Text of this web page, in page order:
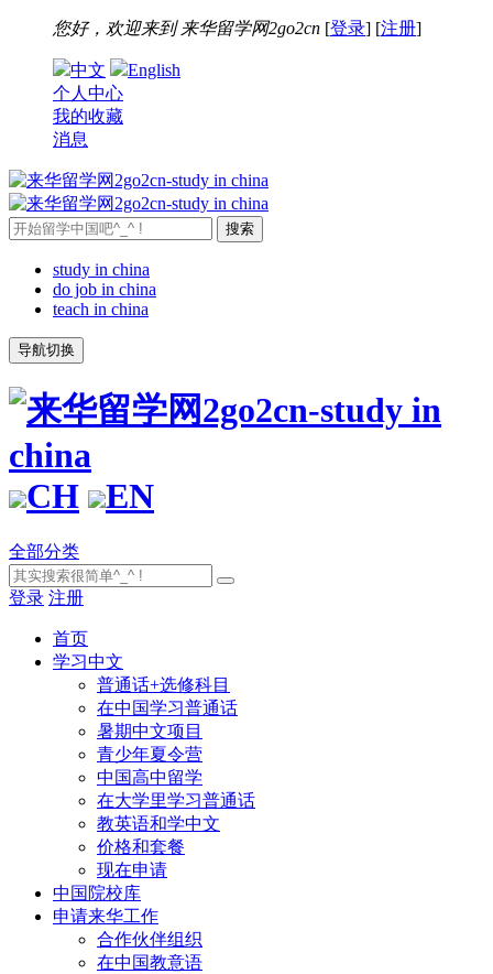
您好，欢迎来到 来华留学网2go2cn [登录] [注册]
中文
English
个人中心
我的收藏
消息
study in china
do job in china
teach in china
导航切换
CH EN
全部分类
登录 注册
首页
学习中文
普通话+选修科目
在中国学习普通话
暑期中文项目
青少年夏令营
中国高中留学
在大学里学习普通话
教英语和学中文
价格和套餐
现在申请
中国院校库
申请来华工作
合作伙伴组织
在中国教意语